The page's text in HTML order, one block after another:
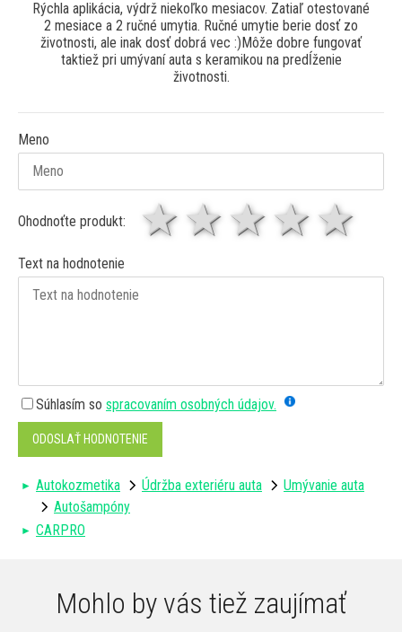
Rýchla aplikácia, výdrž niekoľko mesiacov. Zatiaľ otestované
2 mesiace a 2 ručné umytia. Ručné umytie berie dosť zo
životnosti, ale inak dosť dobrá vec :)Môže dobre fungovať
taktiež pri umývaní auta s keramikou na predĺženie
životnosti.
Meno
Ohodnoťte produkt: 4
3
2 hviezdy
1 hviezda
Text na hodnotenie
Súhlasím so spracovaním osobných údajov.
ODOSLAŤ HODNOTENIE
Autokozmetika Údržba exteriéru auta
Umývanie auta
Autošampóny
CARPRO
Mohlo by vás tiež zaujímať